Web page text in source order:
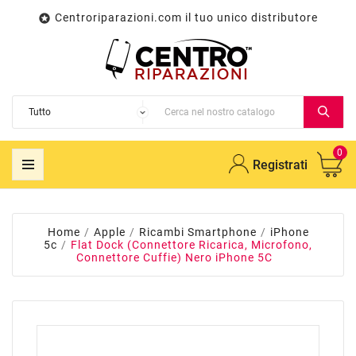
 Centroriparazioni.com il tuo unico distributore
Registrati
0
Home Apple Ricambi Smartphone
iPhone
5c
Flat Dock (Connettore Ricarica, Microfono,
Connettore Cuffie) Nero iPhone 5C